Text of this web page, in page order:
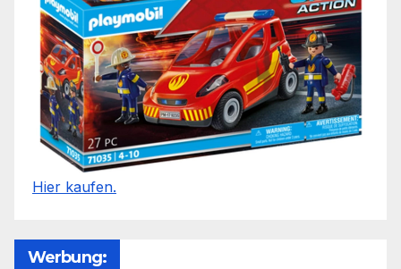
Hier kaufen.
Werbung: